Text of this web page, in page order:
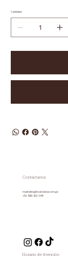
Cantidad
marketing@welldone.com.pe
+51 933 422 049
Contáctanos
Horario de Atención